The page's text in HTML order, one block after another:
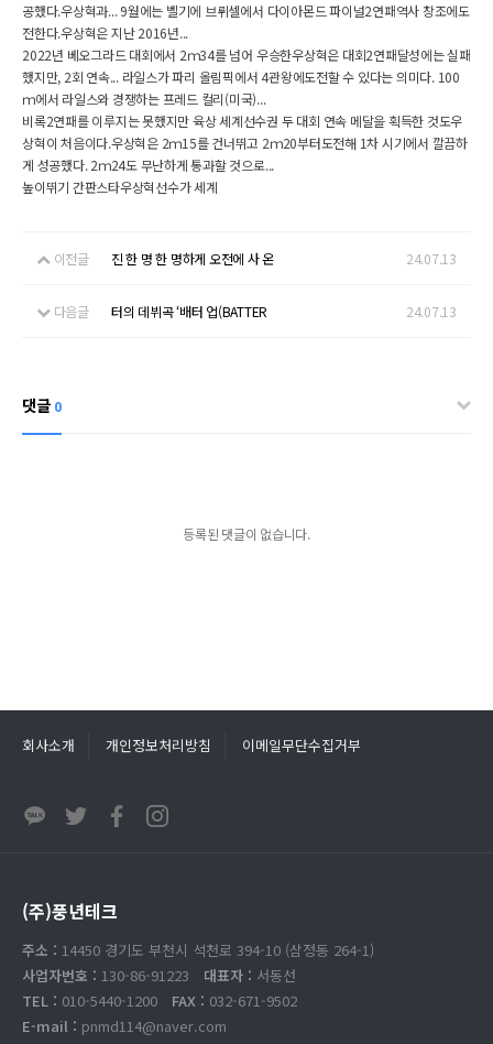
공했다.우상혁과... 9월에는 벨기에 브뤼셀에서 다이아몬드 파이널2연패역사 창조에도
전한다.우상혁은 지난 2016년...
2022년 베오그라드 대회에서 2ｍ34를 넘어 우승한우상혁은 대회2연패달성에는 실패
했지만, 2회 연속... 라일스가 파리 올림픽에서 4관왕에도전할 수 있다는 의미다. 100
ｍ에서 라일스와 경쟁하는 프레드 컬리(미국)...
비록2연패를 이루지는 못했지만 육상 세계선수권 두 대회 연속 메달을 획득한 것도우
상혁이 처음이다.우상혁은 2ｍ15를 건너뛰고 2ｍ20부터도전해 1차 시기에서 깔끔하
게 성공했다. 2ｍ24도 무난하게 통과할 것으로...
높이뛰기 간판스타우상혁선수가 세계
이전글 진 한 명 한 명하게 오전에 사 온 24.07.13
다음글 터의 데뷔곡 ‘배터 업(BATTER 24.07.13
댓글 0
등록된 댓글이 없습니다.
회사소개 개인정보처리방침 이메일무단수집거부
(주)풍년테크
주소 : 14450 경기도 부천시 석천로 394-10 (삼정동 264-1)
사업자번호 : 130-86-91223 대표자 : 서동선
TEL : 010-5440-1200 FAX : 032-671-9502
E-mail : pnmd114@naver.com